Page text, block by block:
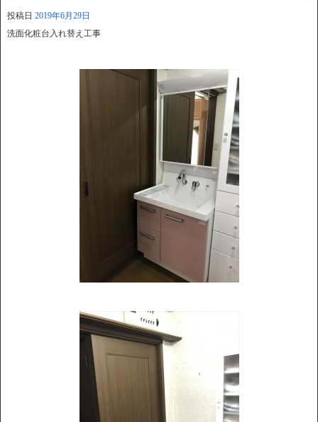
投稿日 2019年6月29日
洗面化粧台入れ替え工事